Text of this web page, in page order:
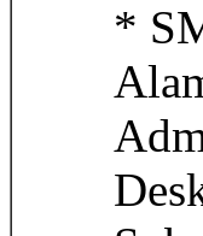
*